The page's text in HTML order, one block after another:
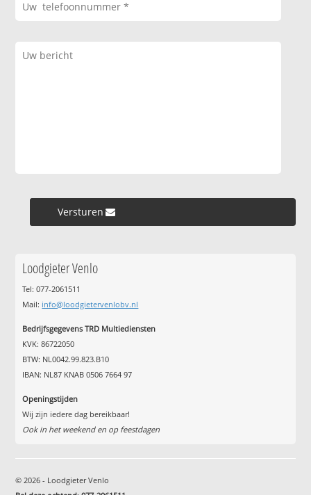
Versturen »
Loodgieter Venlo
Tel: 077-2061511
Mail: info@loodgietervenlobv.nl
Bedrijfsgegevens TRD Multiediensten
KVK: 86722050
BTW: NL0042.99.823.B10
IBAN: NL87 KNAB 0506 7664 97
Openingstijden
Wij zijn iedere dag bereikbaar!
Ook in het weekend en op feestdagen
© 2026 - Loodgieter Venlo